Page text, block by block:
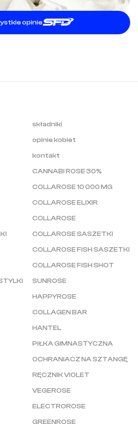
opinie
składniki
opinie kobiet
kontakt
CANNABI ROSE 30%
COLLAROSE 10 000 MG
COLLAROSE ELIXIR
COLLAROSE
COLLAROSE SASZETKI
COLLAROSE FISH SASZETKI
COLLAROSE FISH SHOT
SUNROSE
HAPPYROSE
COLLAGEN BAR
HANTEL
PIŁKA GIMNASTYCZNA
OCHRANIACZ NA SZTANGĘ
RĘCZNIK VIOLET
VEGEROSE
ELECTROROSE
GREENROSE